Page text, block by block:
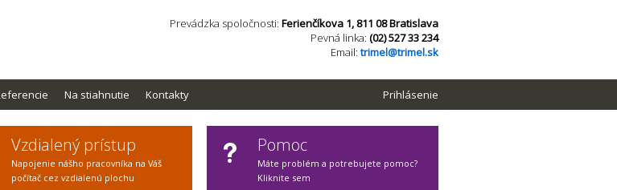
Prevádzka spoločnosti: Ferienčíkova 1, 811 08 Bratislava
Pevná linka: (02) 527 33 234
Email:trimel@trimel.sk
Prihlásenie
Na stiahnutie Kontakty
Vzdialený prístup
Napojenie nášho pracovníka na Váš
počítač cez vzdialenú plochu
Pomoc
Máte problém a potrebujete pomoc?
Kliknite sem